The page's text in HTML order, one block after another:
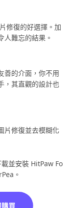
修復的好選擇。加
人難忘的結果。
善的介面，你不用
，其直觀的設計也
片修復並去模糊化
並安裝 HitPaw Fo
。